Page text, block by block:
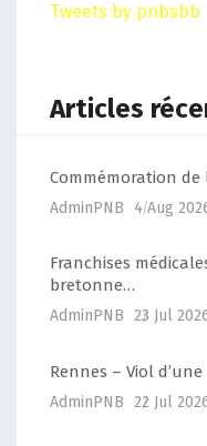
Tweets by pnbsbb
Articles
Commémoration
AdminPNB 4 Aug
Franchises
bretonne…
AdminPNB 23 Jul
Rennes – Viol
AdminPNB 22 Jul